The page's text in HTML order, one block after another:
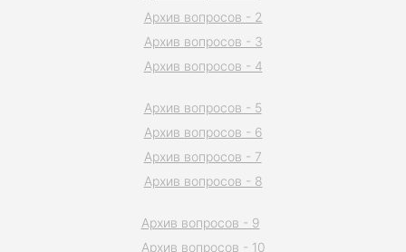
Архив вопросов - 2
Архив вопросов - 3
Архив вопросов - 4
Архив вопросов - 5
Архив вопросов - 6
Архив вопросов - 7
Архив вопросов - 8
Архив вопросов - 9
Архив вопросов - 10